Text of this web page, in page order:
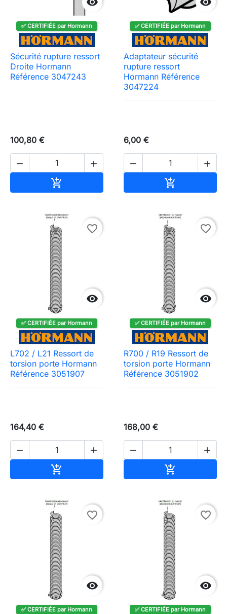
✅ CERTIFIÉE par Hormann
Sécurité rupture ressort
Droite Hormann
Référence 3047243
100,80 €
 

✅ CERTIFIÉE par Hormann
Adaptateur sécurité
rupture ressort
Hormann Référence
3047224
6,00 €
 


favorite_border
✅ CERTIFIÉE par Hormann
L702 / L21 Ressort de
torsion porte Hormann
Référence 3051907
164,40 €
 


favorite_border
✅ CERTIFIÉE par Hormann
R700 / R19 Ressort de
torsion porte Hormann
Référence 3051902
168,00 €
 


favorite_border
✅ CERTIFIÉE par Hormann

favorite_border
✅ CERTIFIÉE par Hormann